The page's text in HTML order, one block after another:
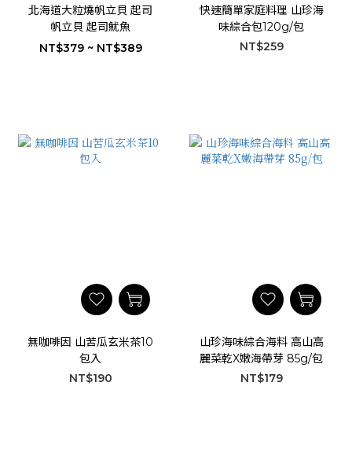
北海道大粒燒帆立貝 起司
帆立貝 起司魷魚
NT$379 ~ NT$389
快速簡單家庭料理 山珍海
味綜合包120g/包
NT$259
無咖啡因 山苦瓜玄米茶10
包入
NT$190
山珍海味綜合海料 高山高
麗菜乾X嫩海帶芽 85g/包
NT$179